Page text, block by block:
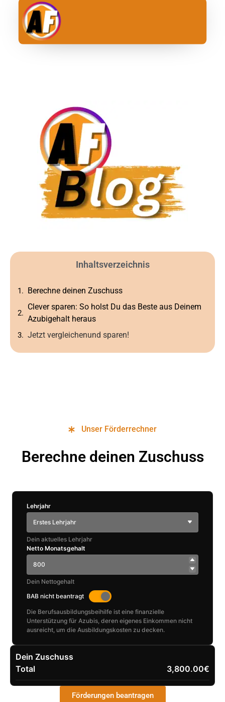
Inhaltsverzeichnis
Berechne deinen Zuschuss
Clever sparen: So holst Du das Beste aus Deinem
Azubigehalt heraus
Jetzt vergleichenund sparen!
Unser Förderrechner
Berechne deinen Zuschuss
Lehrjahr
Erstes Lehrjahr
Dein aktuelles Lehrjahr
Netto Monatsgehalt
Dein Nettogehalt
BAB nicht beantragt
Die Berufsausbildungsbeihilfe ist eine finanzielle
Unterstützung für Azubis, deren eigenes Einkommen nicht
ausreicht, um die Ausbildungskosten zu decken.
Dein Zuschuss
Total
3,800.00€
Förderungen beantragen